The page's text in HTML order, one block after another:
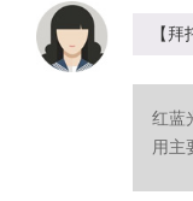
【
红蓝
用主